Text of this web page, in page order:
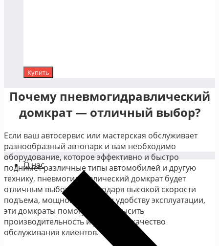
Купить
Почему пневмогидравлический
домкрат — отличный выбор?
Если ваш автосервис или мастерская обслуживает
разнообразный автопарк и вам необходимо
оборудование, которое эффективно и быстро
поднимет различные типы автомобилей и другую
технику, пневмогидравлический домкрат будет
отличным выбором. Благодаря высокой скорости
подъема, мощной системе и удобству эксплуатации,
эти домкраты помогут вам повысить
производительность и улучшить качество
обслуживания клиентов.
О нас